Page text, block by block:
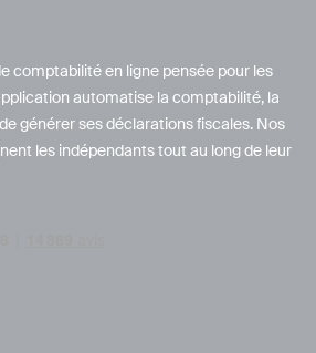
comptabilité en ligne pensée pour les
automatise la comptabilité, la
générer ses déclarations fiscales. Nos
les indépendants tout au long de leur